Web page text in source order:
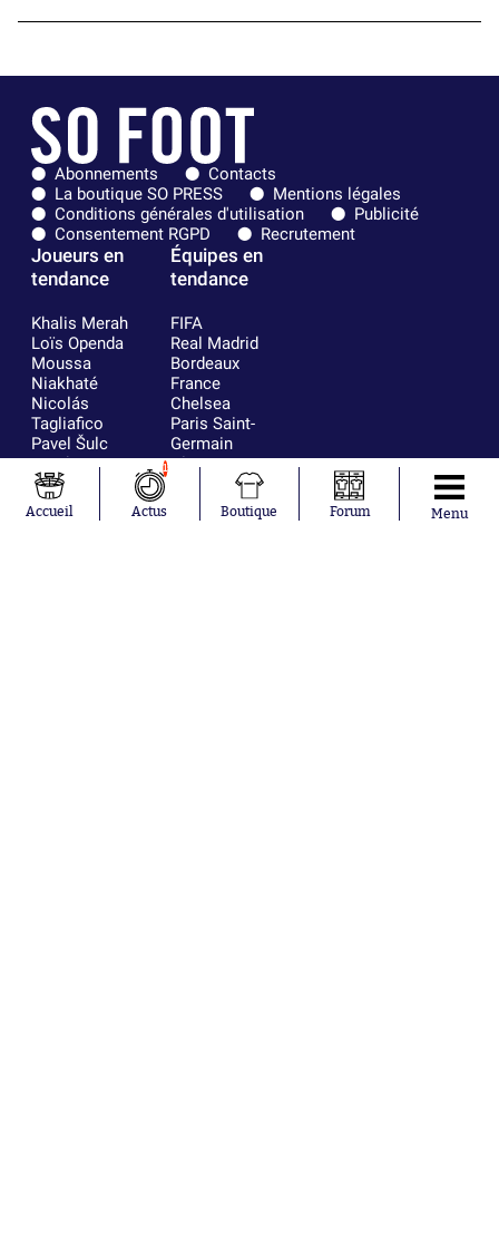
Abonnements
Contacts
La boutique SO PRESS
Mentions légales
Conditions générales d'utilisation
Publicité
Consentement RGPD
Recrutement
Joueurs en
tendance
Khalis Merah
Loïs Openda
Moussa
Niakhaté
Nicolás
Tagliafico
Pavel Šulc
Gauthier Hein
Lionel Messi
Gonzalo
García Torres
Équipes en
tendance
FIFA
Real Madrid
Bordeaux
France
Chelsea
Paris Saint-
Germain
Olympique
AC Milan
RC Strasbourg
Accueil
1
Actus Boutique Forum Menu